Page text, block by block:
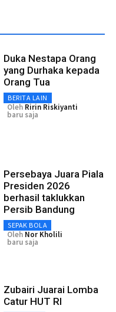
Duka Nestapa Orang
yang Durhaka kepada
Orang Tua
BERITA LAIN
Oleh Ririn Riskiyanti
baru saja
Persebaya Juara Piala
Presiden 2026
berhasil taklukkan
Persib Bandung
SEPAK BOLA
Oleh Nor Kholili
baru saja
Zubairi Juarai Lomba
Catur HUT RI